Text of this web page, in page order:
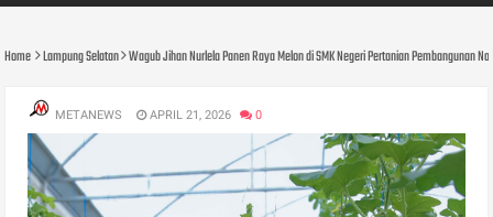
Home Lampung Selatan Wagub Jihan Nurlela Panen Raya Melon di SMK Negeri Pertanian Pembangunan
METANEWS APRIL 21, 2026 0